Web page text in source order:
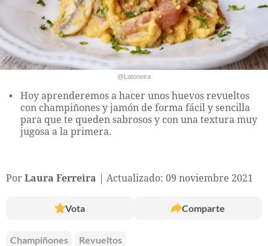
@Latoneira
Hoy aprenderemos a hacer unos huevos revueltos
con champiñones y jamón de forma fácil y sencilla
para que te queden sabrosos y con una textura muy
jugosa a la primera.
Por Laura Ferreira Actualizado: 09 noviembre 2021
Vota Comparte
Champiñones Revueltos